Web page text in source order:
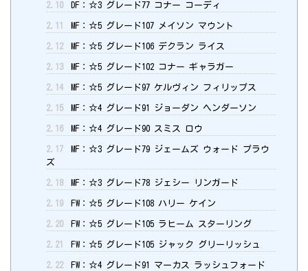
2.10 DF：☆3 グレード77 コナー コーディ
2.11 MF：☆5 グレード107 メイソン マウント
2.12 MF：☆5 グレード106 デクラン ライス
2.13 MF：☆5 グレード102 コナー ギャラガー
2.14 MF：☆5 グレード97 ケルヴィン フィリップス
2.15 MF：☆4 グレード91 ジョーダン ヘンダーソン
2.16 MF：☆4 グレード90 スミス ロウ
2.17
MF：☆3 グレード79 ジェームズ ウォード プラウ
ズ
2.18 MF：☆3 グレード78 ジェシー リンガード
2.19 FW：☆5 グレード108 ハリー ケイン
2.20 FW：☆5 グレード105 ラヒーム スターリング
2.21 FW：☆5 グレード105 ジャック グリーリッシュ
2.22 FW：☆4 グレード91 マーカス ラッシュフォード